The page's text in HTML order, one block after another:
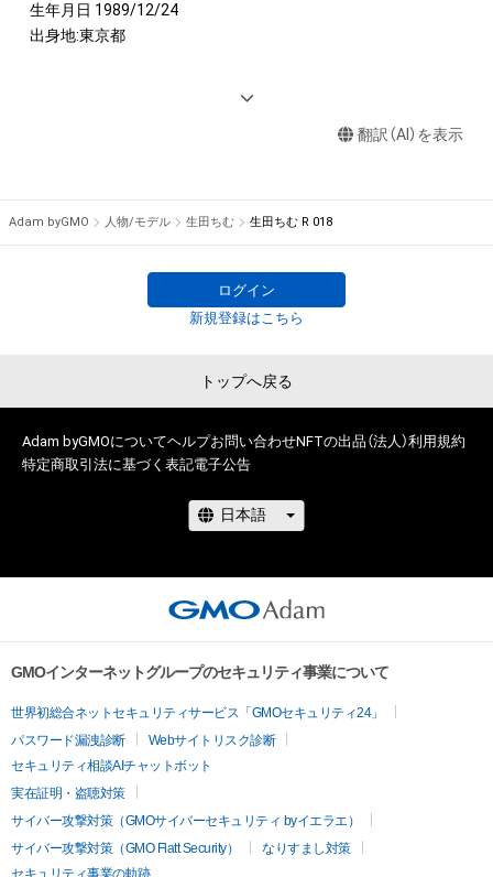
生年月日 1989/12/24
出身地:東京都
2018　日本レースクイーン大賞受賞＆東京中日スポーツ賞
2020 TGR TEAM WAKO'S ROOKIE「WAKO'S GIRLS」
2019 LEXUS TEAM LEMANS WAKO'S「WAKO'S GIRLS」
翻訳（AI）を表示
Adam byGMO 人物/モデル 生田ちむ 生田ちむ R 018
ログイン
新規登録はこちら
トップへ戻る
Adam byGMOについてヘルプお問い合わせNFTの出品（法人）利用規約
特定商取引法に基づく表記電子公告
GMOインターネットグループのセキュリティ事業について
世界初総合ネットセキュリティサービス「GMOセキュリティ24」
パスワード漏洩診断
Webサイトリスク診断
セキュリティ相談AIチャットボット
実在証明・盗聴対策
サイバー攻撃対策（GMOサイバーセキュリティ byイエラエ）
サイバー攻撃対策（GMO Flatt Security）
なりすまし対策